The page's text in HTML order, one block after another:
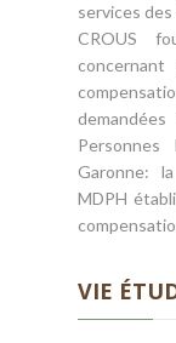
services
CROUS
Garonne:
MDPH
VIE